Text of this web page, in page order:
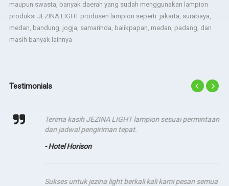
maupun swasta, banyak daerah yang sudah menggunakan lampion
produksi JEZINA LIGHT produsen lampion seperti: jakarta, surabaya,
medan, bandung, jogja, samarinda, balikpapan, medan, padang, dan
masih banyak lainnya
Testimonials
Terima kasih JEZINA LIGHT lampion sesuai permintaan
dan jadwal pengiriman tepat.
- Hotel Horison
Sukses untuk jezina light berkali kali kami pesan semua